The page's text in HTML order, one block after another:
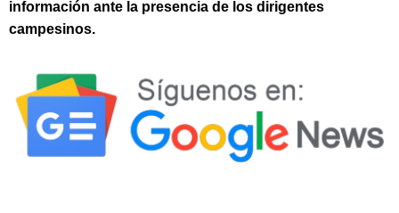
información ante la presencia de los dirigentes
campesinos.